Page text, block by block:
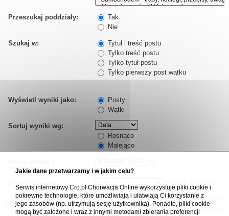
Przeszukaj poddziały:
Tak
Nie
Szukaj w:
Tytuł i treść postu
Tylko treść postu
Tylko tytuł postu
Tylko pierwszy post wątku
Wyświetl wyniki jako:
Posty
Wątki
Sortuj wyniki wg:
Rosnąco
Malejąco
ostatnich:
Pokaż pierwsze:
Jakie dane przetwarzamy i w jakim celu?
Serwis internetowy Cro.pl Chorwacja Online wykorzystuje pliki cookie i
pokrewne technologie, które umożliwiają i ułatwiają Ci korzystanie z
jego zasobów (np. utrzymują sesję użytkownika). Ponadto, pliki cookie
mogą być założone i wraz z innymi metodami zbierania preferencji